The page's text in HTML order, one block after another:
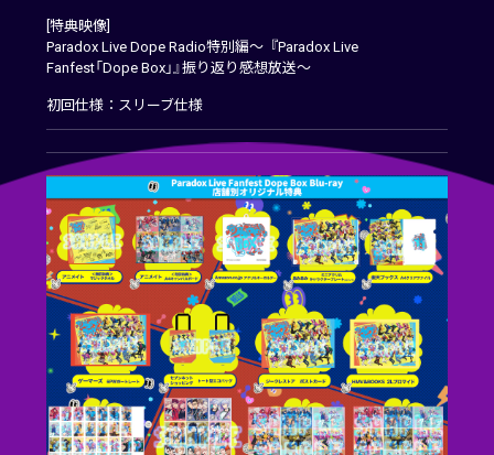
[特典映像]
Paradox Live Dope Radio特別編～『Paradox Live
Fanfest「Dope Box」』振り返り感想放送～
初回仕様：スリーブ仕様